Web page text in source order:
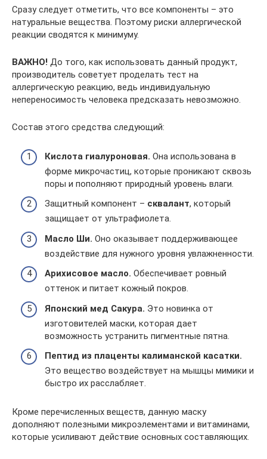
Сразу следует отметить, что все компоненты – это
натуральные вещества. Поэтому риски аллергической
реакции сводятся к минимуму.
ВАЖНО! До того, как использовать данный продукт,
производитель советует проделать тест на
аллергическую реакцию, ведь индивидуальную
непереносимость человека предсказать невозможно.
Состав этого средства следующий:
Кислота гиалуроновая. Она использована в
форме микрочастиц, которые проникают сквозь
поры и пополняют природный уровень влаги.
Защитный компонент – сквалант, который
защищает от ультрафиолета.
Масло Ши. Оно оказывает поддерживающее
воздействие для нужного уровня увлажненности.
Арихисовое масло. Обеспечивает ровный
оттенок и питает кожный покров.
Японский мед Сакура. Это новинка от
изготовителей маски, которая дает
возможность устранить пигментные пятна.
Пептид из плаценты калиманской касатки.
Это вещество воздействует на мышцы мимики и
быстро их расслабляет.
Кроме перечисленных веществ, данную маску
дополняют полезными микроэлементами и витаминами,
которые усиливают действие основных составляющих.